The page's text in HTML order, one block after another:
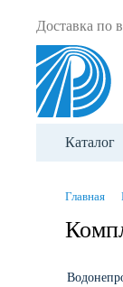
Доставка по
Каталог
Главная